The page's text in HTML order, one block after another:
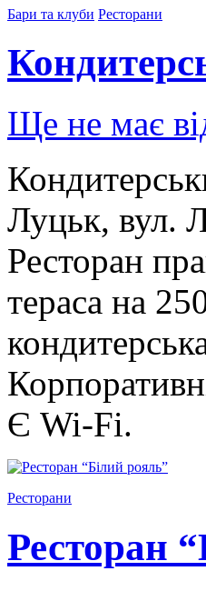
Бари та клуби Ресторани
Ще не має
Луцьк, вул.
Ресторан
тераса на
Є Wi-Fi.
Ресторани
Ресторан